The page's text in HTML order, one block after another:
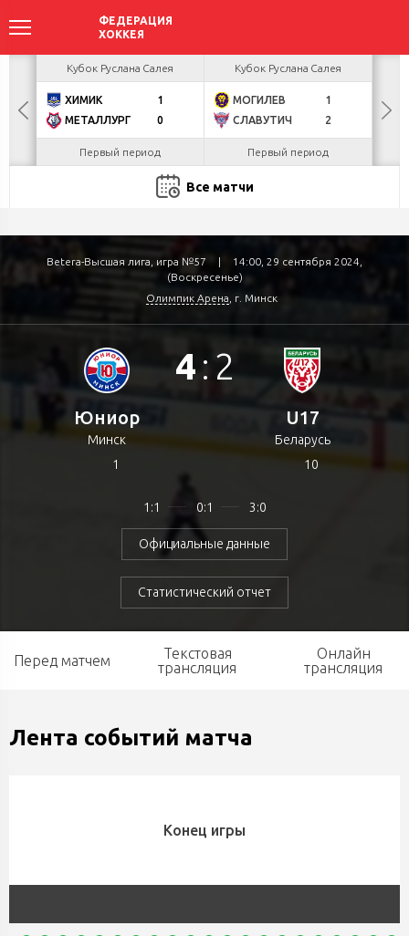
БУЛ
Кубок Руслана Салея
ХИМИК
1
МЕТАЛЛУРГ
0
Первый период
Кубок Руслана Салея
МОГИЛЕВ
1
СЛАВУТИЧ
2
Первый период
Все матчи
Betera-Высшая лига, игра №57 |
14:00, 29 сентября 2024,
(Воскресенье)
Олимпик Арена , г. Минск
Юниор
Минск
1
4: 2
1:1 0:1 3:0
Официальные данные
Статистический отчет
U17
Беларусь
10
Перед матчем
Текстовая
трансляция
Онлайн
трансляция
Лента событий матча
Конец игры